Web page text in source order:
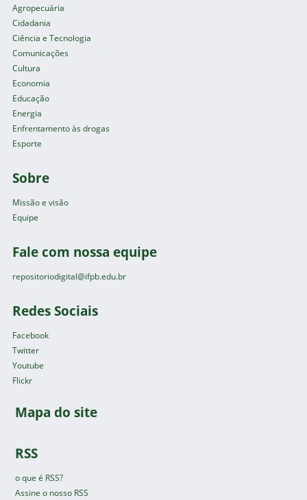
Agropecuária
Cidadania
Ciência e Tecnologia
Comunicações
Cultura
Economia
Educação
Energia
Enfrentamento às drogas
Esporte
Sobre
Missão e visão
Equipe
Fale com nossa equipe
repositoriodigital@ifpb.edu.br
Redes Sociais
Facebook
Twitter
Youtube
Flickr
Mapa do site
RSS
o que é RSS?
Assine o nosso RSS